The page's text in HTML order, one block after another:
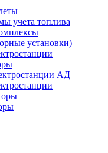
учета топлива
установки)
АД